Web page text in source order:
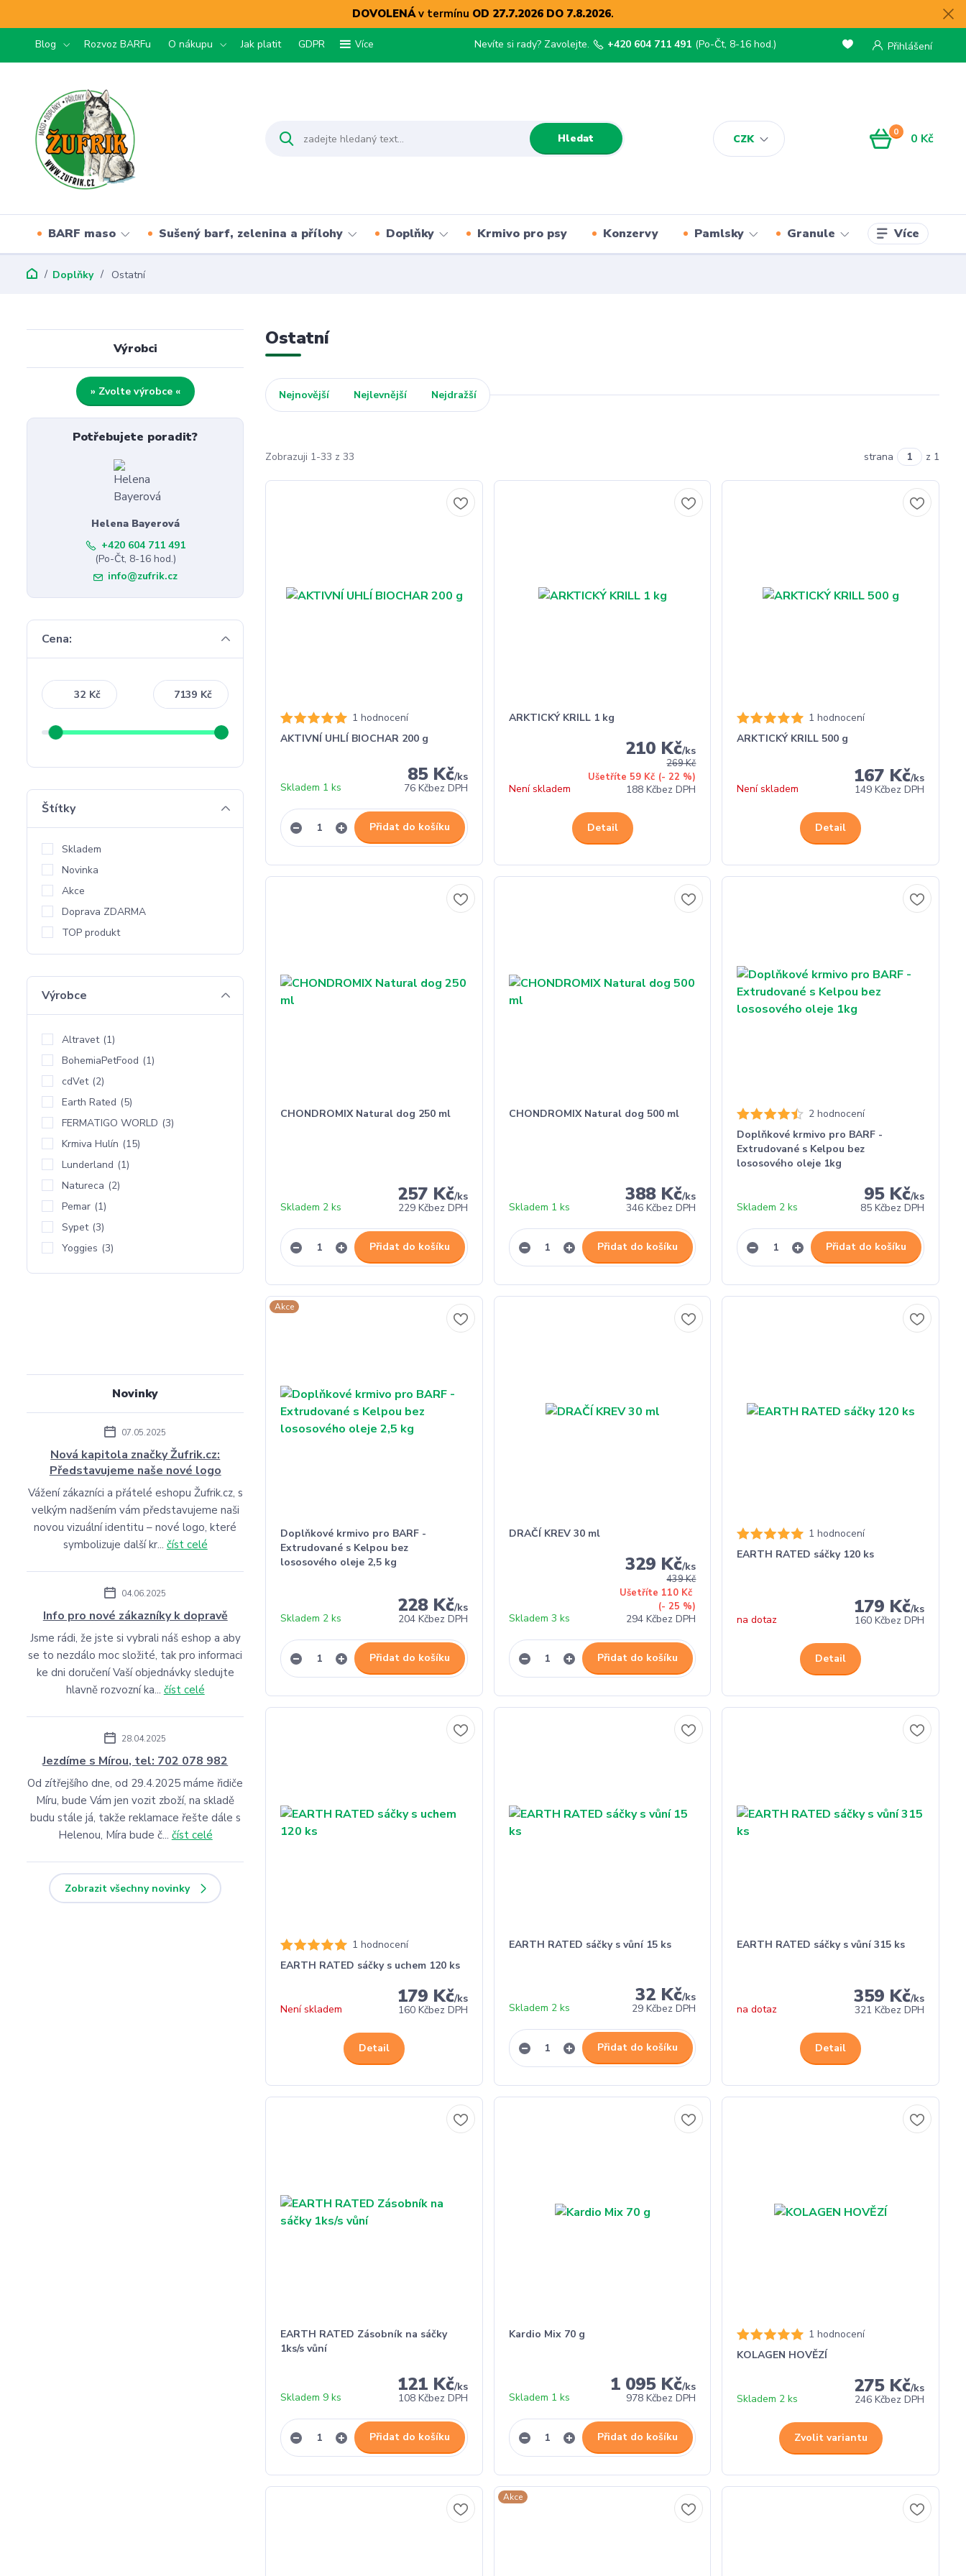
DOVOLENÁv termínu OD 27.7.2026 DO 7.8.2026.
Blog Rozvoz BARFu O nákupu Jak platit GDPR Více
CZK
Přihlášení
Hledat
Nevíte si rady? Zavolejte. +420 604 711 491 (Po-Čt, 8-16 hod.)
0 0 Kč
BARF maso Sušený barf, zelenina a přílohy Doplňky Krmivo pro psy Konzervy Pamlsky Granule Více
Doplňky Ostatní
Ostatní
Nejnovější Nejlevnější Nejdražší
Zobrazuji 1-33 z 33 strana z 1
1 hodnocení
AKTIVNÍ UHLÍ BIOCHAR 200 g
85 Kč/ks
76 Kčbez DPH
Skladem 1 ks
Přidat do košíku
ARKTICKÝ KRILL 1 kg
269 Kč
Ušetříte 59 Kč (- 22 %)
210 Kč/ks
188 Kčbez DPH
Není skladem
Detail
1 hodnocení
ARKTICKÝ KRILL 500 g
167 Kč/ks
149 Kčbez DPH
Není skladem
Detail
CHONDROMIX Natural dog 250 ml
257 Kč/ks
229 Kčbez DPH
Skladem 2 ks
Přidat do košíku
CHONDROMIX Natural dog 500 ml
388 Kč/ks
346 Kčbez DPH
Skladem 1 ks
Přidat do košíku
2 hodnocení
Doplňkové krmivo pro BARF -
Extrudované s Kelpou bez
lososového oleje 1kg
95 Kč/ks
85 Kčbez DPH
Skladem 2 ks
Přidat do košíku
Akce
Doplňkové krmivo pro BARF -
Extrudované s Kelpou bez
lososového oleje 2,5 kg
228 Kč/ks
204 Kčbez DPH
Skladem 2 ks
Přidat do košíku
DRAČÍ KREV 30 ml
439 Kč
Ušetříte 110 Kč
(- 25 %)
329 Kč/ks
294 Kčbez DPH
Skladem 3 ks
Přidat do košíku
1 hodnocení
EARTH RATED sáčky 120 ks
179 Kč/ks
160 Kčbez DPH
na dotaz
Detail
1 hodnocení
EARTH RATED sáčky s uchem 120 ks
179 Kč/ks
160 Kčbez DPH
Není skladem
Detail
EARTH RATED sáčky s vůní 15 ks
32 Kč/ks
29 Kčbez DPH
Skladem 2 ks
Přidat do košíku
EARTH RATED sáčky s vůní 315 ks
359 Kč/ks
321 Kčbez DPH
na dotaz
Detail
EARTH RATED Zásobník na sáčky
1ks/s vůní
121 Kč/ks
108 Kčbez DPH
Skladem 9 ks
Přidat do košíku
Kardio Mix 70 g
1 095 Kč/ks
978 Kčbez DPH
Skladem 1 ks
Přidat do košíku
1 hodnocení
KOLAGEN HOVĚZÍ
275 Kč/ks
246 Kčbez DPH
Skladem 2 ks
Zvolit variantu
Akce
Cena:
Kč Kč
Štítky
Skladem
Novinka
Akce
Doprava ZDARMA
TOP produkt
Výrobce
Altravet (1)
BohemiaPetFood (1)
cdVet (2)
Earth Rated (5)
FERMATIGO WORLD (3)
Krmiva Hulín (15)
Lunderland (1)
Natureca (2)
Pemar (1)
Sypet (3)
Yoggies (3)
Potřebujete poradit?
Helena Bayerová
+420 604 711 491
(Po-Čt, 8-16 hod.)
info@zufrik.cz
Novinky
07.05.2025
Nová kapitola značky Žufrik.cz:
Představujeme naše nové logo
Vážení zákazníci a přátelé eshopu Žufrik.cz, s
velkým nadšením vám představujeme naši
novou vizuální identitu – nové logo, které
symbolizuje další kr... číst celé
04.06.2025
Info pro nové zákazníky k dopravě
Jsme rádi, že jste si vybrali náš eshop a aby
se to nezdálo moc složité, tak pro informaci
ke dni doručení Vaší objednávky sledujte
hlavně rozvozní ka... číst celé
28.04.2025
Jezdíme s Mírou, tel: 702 078 982
Od zítřejšího dne, od 29.4.2025 máme řidiče
Míru, bude Vám jen vozit zboží, na skladě
budu stále já, takže reklamace řešte dále s
Helenou, Míra bude č... číst celé
Zobrazit všechny novinky
Výrobci
» Zvolte výrobce «